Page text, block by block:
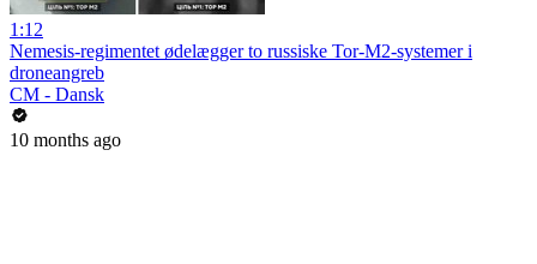
1:12
Nemesis-regimentet ødelægger to russiske Tor-M2-systemer i
droneangreb
CM - Dansk
10 months ago